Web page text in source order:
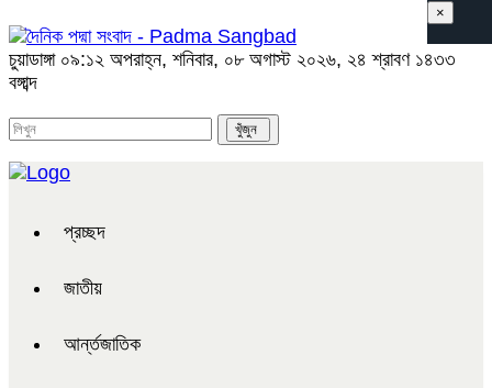
চুয়াডাঙ্গা ০৯:১২ অপরাহ্ন, শনিবার, ০৮ অগাস্ট ২০২৬, ২৪ শ্রাবণ ১৪৩৩
বঙ্গাব্দ
প্রচ্ছদ
জাতীয়
আর্ন্তজাতিক
×